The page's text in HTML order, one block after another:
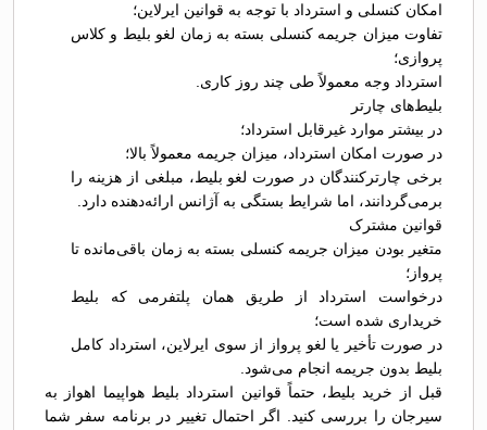
امکان کنسلی و استرداد با توجه به قوانین ایرلاین؛
تفاوت میزان جریمه کنسلی بسته به زمان لغو بلیط و کلاس
پروازی؛
استرداد وجه معمولاً طی چند روز کاری.
بلیط‌های چارتر
در بیشتر موارد غیرقابل استرداد؛
در صورت امکان استرداد، میزان جریمه معمولاً بالا؛
برخی چارترکنندگان در صورت لغو بلیط، مبلغی از هزینه را
برمی‌گردانند، اما شرایط بستگی به آژانس ارائه‌دهنده دارد.
قوانین مشترک
متغیر بودن میزان جریمه کنسلی بسته به زمان باقی‌مانده تا
پرواز؛
درخواست استرداد از طریق همان پلتفرمی که بلیط
خریداری شده است؛
در صورت تأخیر یا لغو پرواز از سوی ایرلاین، استرداد کامل
بلیط بدون جریمه انجام می‌شود.
قبل از خرید بلیط، حتماً قوانین استرداد بلیط هواپیما اهواز به
سیرجان را بررسی کنید. اگر احتمال تغییر در برنامه سفر شما